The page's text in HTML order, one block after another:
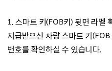
1.스마트 키(FOB키) 뒷면 라벨
지급받으신 차량 스마트 키
번호를 확인하실 수 있습니다.